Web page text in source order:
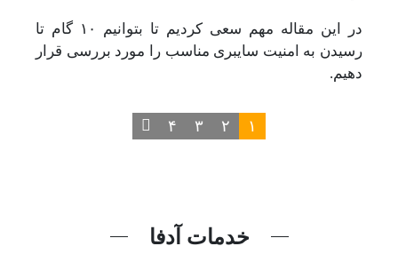
در این مقاله مهم سعی کردیم تا بتوانیم ۱۰ گام تا
رسیدن به امنیت سایبری مناسب را مورد بررسی قرار
دهیم.
۱ ۲ ۳ ۴
خدمات آدفا